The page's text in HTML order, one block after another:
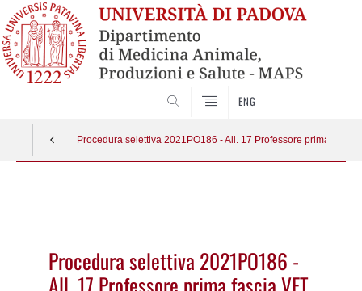
ENG
Procedura selettiva 2021PO186 - All. 17 Professore prima fascia
Procedura selettiva 2021PO186 -
All. 17 Professore prima fascia VET